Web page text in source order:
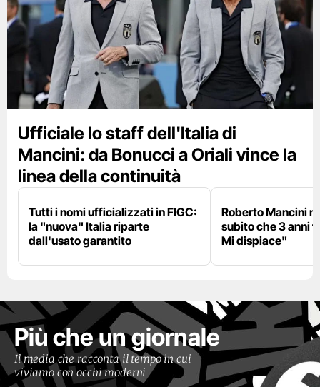
Ufficiale lo staff dell'Italia di
Mancini: da Bonucci a Oriali vince la
linea della continuità
Tutti i nomi ufficializzati in FIGC:
la "nuova" Italia riparte
dall'usato garantito
Roberto Mancini
subito che 3 anni
Mi dispiace"
Più che un giornale
Il media che racconta il tempo in cui
viviamo con occhi moderni